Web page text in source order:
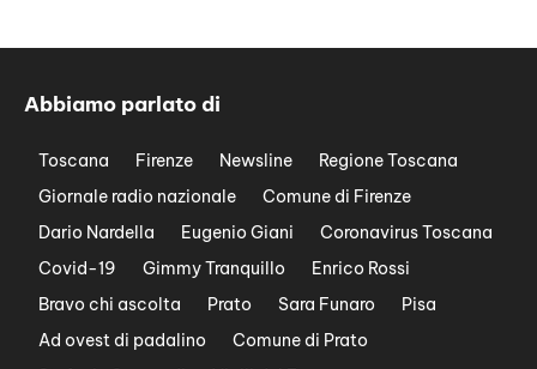
Abbiamo parlato di
Toscana Firenze Newsline
Regione Toscana
Giornale radio nazionale
Comune di Firenze
Dario Nardella
Eugenio Giani
Coronavirus Toscana
Covid-19
Gimmy Tranquillo
Enrico Rossi
Bravo chi ascolta
Prato Sara Funaro
Pisa
Ad ovest di padalino
Comune di Prato